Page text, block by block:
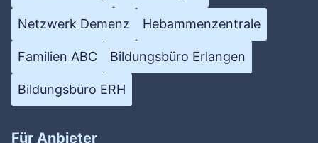
Netzwerk Demenz Hebammenzentrale
Familien ABC Bildungsbüro Erlangen
Bildungsbüro ERH
Für Anbieter